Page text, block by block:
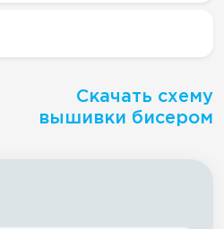
Скачать схему
вышивки бисером